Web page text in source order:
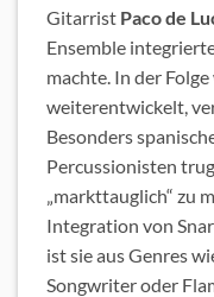
Gitarrist Paco de
Ensemble
machte. In der
weiterentwickelt,
Besonders
Percussionisten
„markttauglich“ zu
Integration von
ist sie aus Genres
Songwriter oder